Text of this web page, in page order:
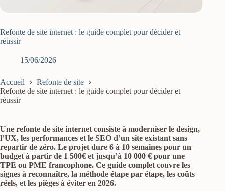
Refonte de site internet : le guide complet pour décider et
réussir
15/06/2026
Accueil
Refonte de site
Refonte de site internet : le guide complet pour décider et
réussir
Une refonte de site internet consiste à moderniser le design,
l’UX, les performances et le SEO d’un site existant sans
repartir de zéro. Le projet dure 6 à 10 semaines pour un
budget à partir de 1 500€ et jusqu’à 10 000 € pour une
TPE ou PME francophone. Ce guide complet couvre les
signes à reconnaître, la méthode étape par étape, les coûts
réels, et les pièges à éviter en 2026.